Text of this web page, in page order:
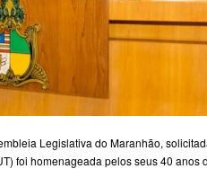
Legislativa do Maranhão,
foi homenageada pelos seus 40 anos